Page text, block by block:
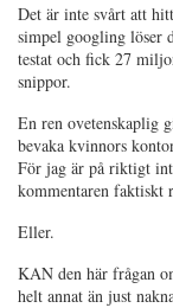
Det är inte svårt att
simpel googling löser
testat och fick 27
snippor.
En ren ovetenskaplig
bevaka kvinnors
För jag är på riktigt
kommentaren faktiskt
Eller.
KAN den här frågan
helt annat än just